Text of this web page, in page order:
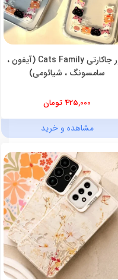
کاور جاکارتی Cats Family (آیفون ،
سامسونگ ، شیائومی)
425,000 تومان
مشاهده و خرید